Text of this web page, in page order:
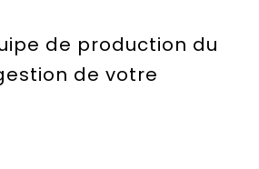
de production du
de votre